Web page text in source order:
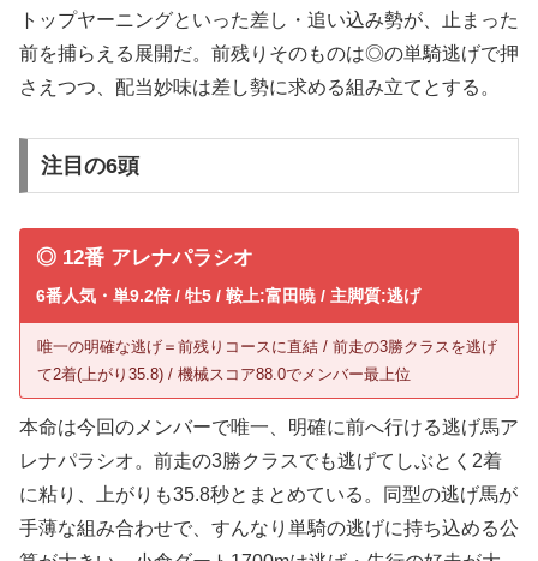
トップヤーニングといった差し・追い込み勢が、止まった
前を捕らえる展開だ。前残りそのものは◎の単騎逃げで押
さえつつ、配当妙味は差し勢に求める組み立てとする。
注目の6頭
◎ 12番 アレナパラシオ
6番人気・単9.2倍 / 牡5 / 鞍上:富田暁 / 主脚質:逃げ
唯一の明確な逃げ＝前残りコースに直結 / 前走の3勝クラスを逃げ
て2着(上がり35.8) / 機械スコア88.0でメンバー最上位
本命は今回のメンバーで唯一、明確に前へ行ける逃げ馬ア
レナパラシオ。前走の3勝クラスでも逃げてしぶとく2着
に粘り、上がりも35.8秒とまとめている。同型の逃げ馬が
手薄な組み合わせで、すんなり単騎の逃げに持ち込める公